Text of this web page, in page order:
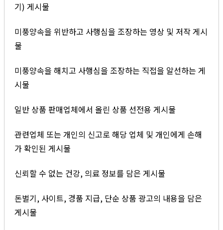
기) 게시물
미풍양속을 위반하고 사행심을 조장하는 영상 및 저작 게시
물
미풍양속을 해치고 사행심을 조장하는 직접을 알선하는 게
시물
일반 상품 판매업체에서 올린 상품 선전용 게시물
관련업체 또는 개인의 신고로 해당 업체 및 개인에게 손해
가 확인된 게시물
신뢰할 수 없는 건강, 의료 정보를 담은 게시물
돈벌기, 사이트, 경품 지급, 단순 상품 광고의 내용을 담은
게시물